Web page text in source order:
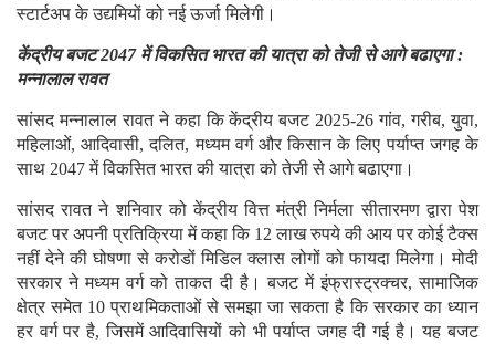
स्टार्टअप के उद्यमियों को नई ऊर्जा मिलेगी।
केंद्रीय बजट 2047 में विकसित भारत की यात्रा को तेजी से आगे बढाएगा :
मन्नालाल रावत
सांसद मन्नालाल रावत ने कहा कि केंद्रीय बजट 2025-26 गांव, गरीब, युवा,
महिलाओं, आदिवासी, दलित, मध्यम वर्ग और किसान के लिए पर्याप्त जगह के
साथ 2047 में विकसित भारत की यात्रा को तेजी से आगे बढाएगा।
सांसद रावत ने शनिवार को केंद्रीय वित्त मंत्री निर्मला सीतारमण द्वारा पेश
बजट पर अपनी प्रतिक्रिया में कहा कि 12 लाख रुपये की आय पर कोई टैक्स
नहीं देने की घोषणा से करोडों मिडिल क्लास लोगों को फायदा मिलेगा। मोदी
सरकार ने मध्यम वर्ग को ताकत दी है। बजट में इंफ्रास्ट्रक्चर, सामाजिक
क्षेत्र समेत 10 प्राथमिकताओं से समझा जा सकता है कि सरकार का ध्यान
हर वर्ग पर है, जिसमें आदिवासियों को भी पर्याप्त जगह दी गई है। यह बजट